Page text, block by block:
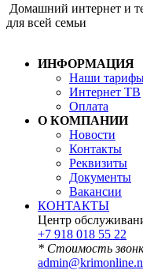
Домашний интернет и
для всей семьи
ИНФОРМАЦИЯ
Наши
Интернет ТВ
Оплата
О КОМПАНИИ
Новости
Контакты
Реквизиты
Документы
Вакансии
КОНТАКТЫ
Центр
+7 918 018 55 22
* Стоимость